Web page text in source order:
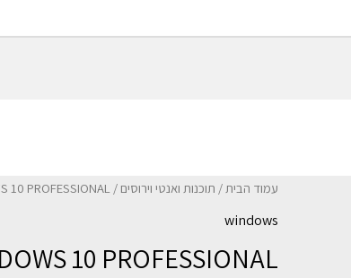
עמוד הבית/ תוכנות ואנטי וירוסים /
10 PROFESSIONAL
windows
10 PROFESSIONAL